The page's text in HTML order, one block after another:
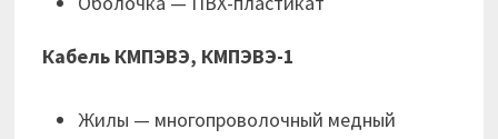
Кабель КМПЭВЭ, КМПЭВЭ-1
Жилы — многопроволочный медный